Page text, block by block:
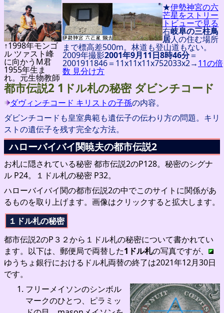
都市伝説2 1ドル札の秘密 ダビンチコード
ダヴィンチコード キリストの子孫の内容。
ダビンチコードも皇室典範も遺伝子の伝わり方の問題。キリ
ストの遺伝子を残す完全な方法。
ハローバイバイ関暁夫の都市伝説2
お札に隠されている秘密 都市伝説2のP128。秘密のシグナ
ル P24。１ドル札の秘密 P32。
ハローバイバイ関の都市伝説2の中でこのサイトに関係があ
るものを取り上げます。画像はクリックすると拡大します。
１ドル札の秘密
都市伝説2のP３２から１ドル札の秘密について書かれてい
ます。以下は、郵便局で両替した1ドル札の写真ですが、
ゆうちょ銀行におけるドル札両替の終了は2021年12月30日
です。
フリーメイソンのシンボル
マークのひとつ、ピラミッ
↑1998年モンゴ
ル ツァスト峰
に向かうM君
1955年生ま
れ。元生物教師
★伊勢神宮の六
芒星をストリー
トビューで見る
右岐阜の三柱鳥
居人の住む場所
まで標高差500m。林道も登山道もない。
2009年撮影2001年9月11日8時46分＝
2001911846＝11x11x11x752033x2→11の倍
数 見分け方